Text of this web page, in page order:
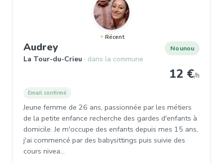
Récent
Audrey, Nounou
La Tour-du-Crieu dans la commune
Nounou
12 €/h
Email confirmé
Jeune femme de 26 ans, passionnée par les métiers
de la petite enfance recherche des gardes d'enfants à
domicile. Je m'occupe des enfants depuis mes 15 ans,
j'ai commencé par des babysittings puis suivie des
cours nivea…